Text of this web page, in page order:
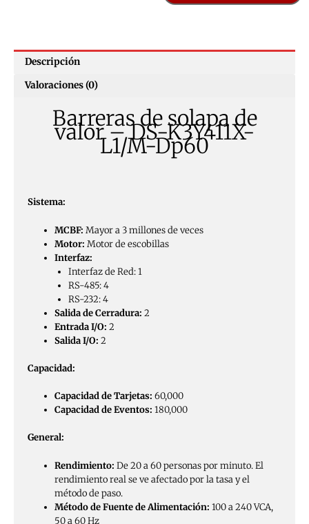
Descripción
Valoraciones (0)
Barreras de solapa de
valor – DS-K3Y411X-
L1/M-Dp60
Sistema:
MCBF: Mayor a 3 millones de veces
Motor: Motor de escobillas
Interfaz:
Interfaz de Red: 1
RS-485: 4
RS-232: 4
Salida de Cerradura: 2
Entrada I/O: 2
Salida I/O: 2
Capacidad:
Capacidad de Tarjetas: 60,000
Capacidad de Eventos: 180,000
General:
Rendimiento: De 20 a 60 personas por minuto. El
rendimiento real se ve afectado por la tasa y el
método de paso.
Método de Fuente de Alimentación: 100 a 240 VCA,
50 a 60 Hz